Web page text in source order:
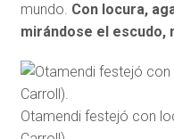
mundo. Con locura,
mirándose el
Otamendi festejó con